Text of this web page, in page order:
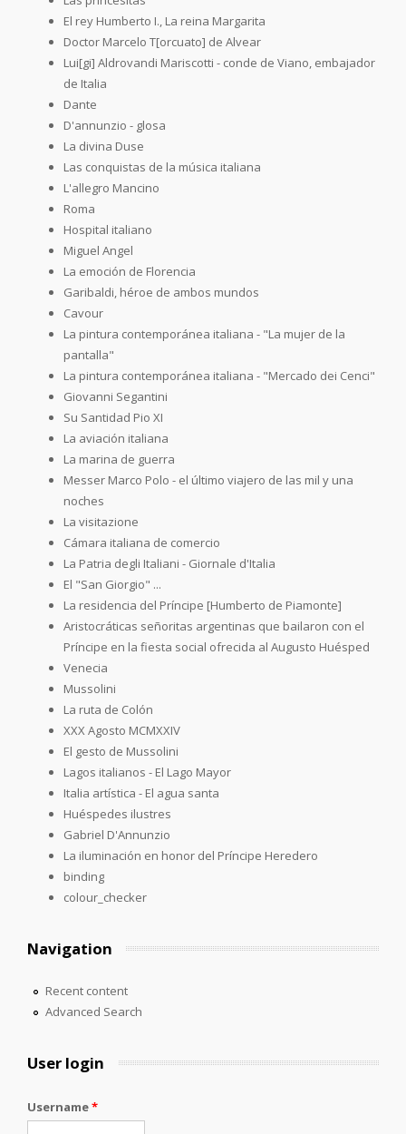
El rey Humberto I., La reina Margarita
Doctor Marcelo T[orcuato] de Alvear
Lui[gi] Aldrovandi Mariscotti - conde de Viano, embajador
de Italia
Dante
D'annunzio - glosa
La divina Duse
Las conquistas de la música italiana
L'allegro Mancino
Roma
Hospital italiano
Miguel Angel
La emoción de Florencia
Garibaldi, héroe de ambos mundos
Cavour
La pintura contemporánea italiana - "La mujer de la
pantalla"
La pintura contemporánea italiana - "Mercado dei Cenci"
Giovanni Segantini
Su Santidad Pio XI
La aviación italiana
La marina de guerra
Messer Marco Polo - el último viajero de las mil y una
noches
La visitazione
Cámara italiana de comercio
La Patria degli Italiani - Giornale d'Italia
El "San Giorgio" ...
La residencia del Príncipe [Humberto de Piamonte]
Aristocráticas señoritas argentinas que bailaron con el
Príncipe en la fiesta social ofrecida al Augusto Huésped
Venecia
Mussolini
La ruta de Colón
XXX Agosto MCMXXIV
El gesto de Mussolini
Lagos italianos - El Lago Mayor
Italia artística - El agua santa
Huéspedes ilustres
Gabriel D'Annunzio
La iluminación en honor del Príncipe Heredero
binding
colour_checker
Navigation
Recent content
Advanced Search
User login
Username*